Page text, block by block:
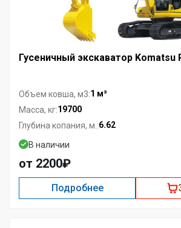
Гусеничный экскаватор Komatsu
Объем ковша, м3:1 м³
Масса, кг:19700
Глубина копания, м.:6.62
В наличии
от 2200₽
Подробнее